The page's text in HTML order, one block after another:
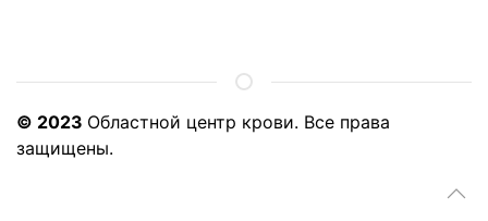
© 2023 Областной центр крови. Все права
защищены.